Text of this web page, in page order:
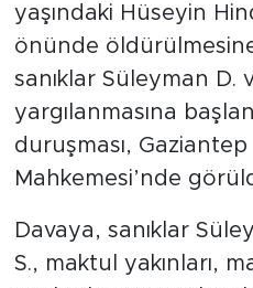
yaşındaki Hüseyin
önünde
sanıklar Süleyman D.
yargılanmasına
duruşması, Gaziantep
Mahkemesi’nde
Davaya, sanıklar
S., maktul yakınları,